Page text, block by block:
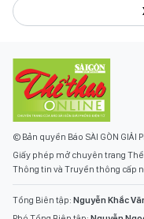
© Bản quyền Báo SÀI GÒN GIẢI
Giấy phép mở chuyên trang
Thông tin và Truyền thông cấp
Tổng Biên tập: Nguyễn Khắc